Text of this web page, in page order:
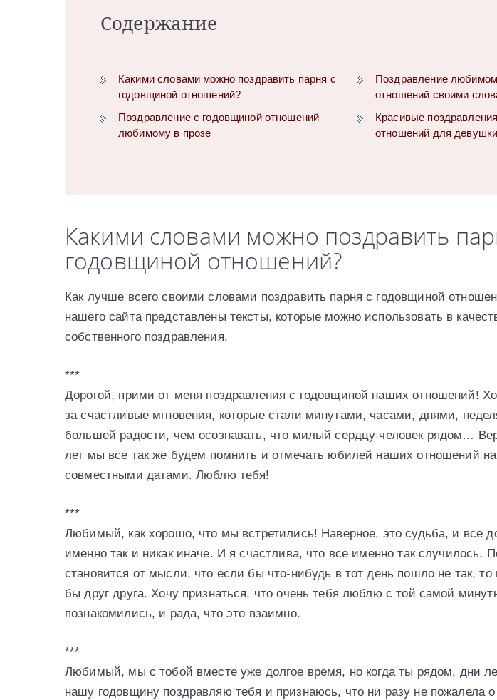
Содержание
Какими словами можно поздравить парня с
годовщиной отношений?
Поздравление с годовщиной отношений
любимому в прозе
Поздравление
отношений своими
Красивые
отношений для
Какими словами можно поздравить
годовщиной отношений?
Как лучше всего своими словами поздравить парня с годовщиной
нашего сайта представлены тексты, которые можно использовать в
собственного поздравления.
***
Дорогой, прими от меня поздравления с годовщиной наших отношений!
за счастливые мгновения, которые стали минутами, часами, днями,
большей радости, чем осознавать, что милый сердцу человек рядом…
лет мы все так же будем помнить и отмечать юбилей наших отношений
совместными датами. Люблю тебя!
***
Любимый, как хорошо, что мы встретились! Наверное, это судьба, и все
именно так и никак иначе. И я счастлива, что все именно так случилось.
становится от мысли, что если бы что-нибудь в тот день пошло не так, то
бы друг друга. Хочу признаться, что очень тебя люблю с той самой
познакомились, и рада, что это взаимно.
***
Любимый, мы с тобой вместе уже долгое время, но когда ты рядом, дни
нашу годовщину поздравляю тебя и признаюсь, что ни разу не пожалела